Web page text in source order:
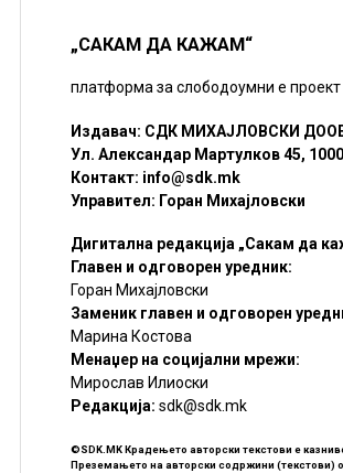
„САКАМ ДА КАЖАМ“
платформа за слободоумни е проект
Издавач: СДК МИХАЈЛОВСКИ
Ул. Александар Мартулков 45,
Контакт: info@sdk.mk
Управител: Горан Михајловски
Дигитална редакција „Сакам да
Главен и одговорен уредник:
Горан Михајловски
Заменик главен и одговорен
Марина Костова
Менаџер на социјални мрежи:
Мирослав Илиоски
Редакцијa: sdk@sdk.mk
©SDK.MK Крадењето авторски текстови е
Преземањето на авторски содржини (текстови)